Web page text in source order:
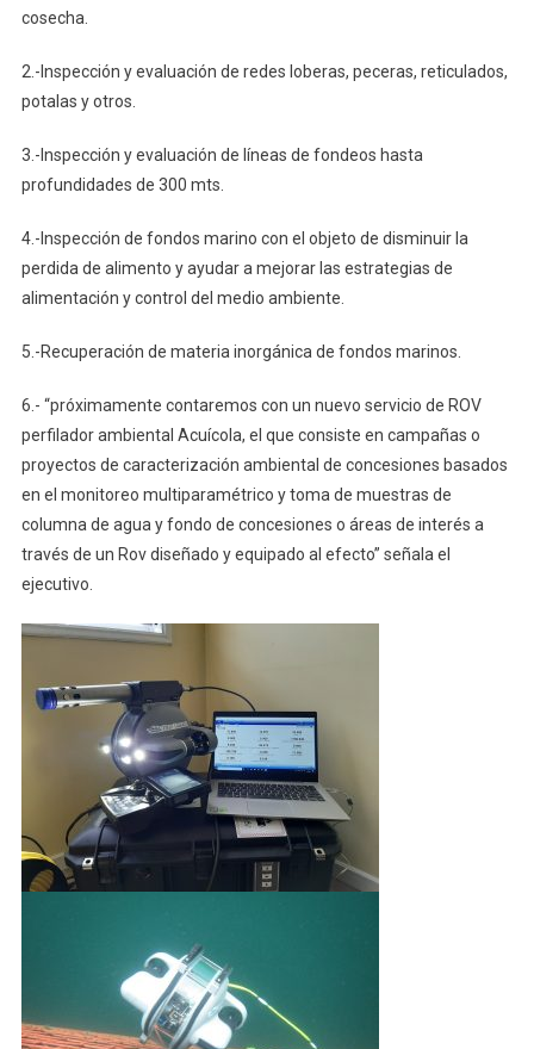
cosecha.
2.-Inspección y evaluación de redes loberas, peceras, reticulados,
potalas y otros.
3.-Inspección y evaluación de líneas de fondeos hasta
profundidades de 300 mts.
4.-Inspección de fondos marino con el objeto de disminuir la
perdida de alimento y ayudar a mejorar las estrategias de
alimentación y control del medio ambiente.
5.-Recuperación de materia inorgánica de fondos marinos.
6.- “próximamente contaremos con un nuevo servicio de ROV
perfilador ambiental Acuícola, el que consiste en campañas o
proyectos de caracterización ambiental de concesiones basados
en el monitoreo multiparamétrico y toma de muestras de
columna de agua y fondo de concesiones o áreas de interés a
través de un Rov diseñado y equipado al efecto” señala el
ejecutivo.